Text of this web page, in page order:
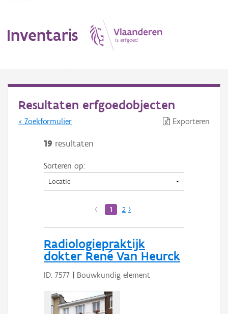
Inventaris
Erfgoedobject
Aanduidingsobject
Waarneming
Resultaten erfgoedobjecten
< Zoekformulier Exporteren
19 resultaten
Sorteren op:
‹ 1 2 ›
Radiologiepraktijk
dokter René Van Heurck
ID: 7577 | Bouwkundig element